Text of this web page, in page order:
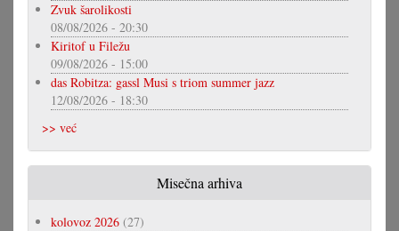
Zvuk šarolikosti
08/08/2026 - 20:30
Kiritof u Filežu
09/08/2026 - 15:00
das Robitza: gassl Musi s triom summer jazz
12/08/2026 - 18:30
>> već
Misečna arhiva
kolovoz 2026 (27)